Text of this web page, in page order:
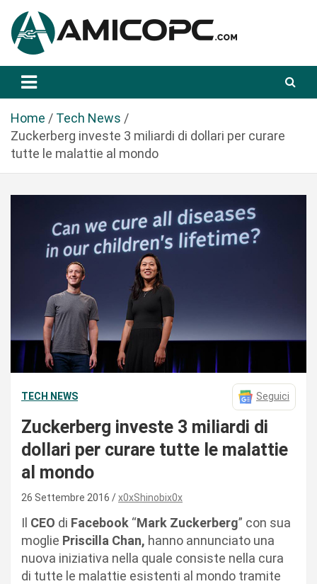
a
Amicopc.com
Home
Tech News
Zuckerberg investe 3 miliardi di dollari per curare
tutte le malattie al mondo
TECH NEWS Seguici
Zuckerberg investe 3 miliardi di
dollari per curare tutte le malattie
al mondo
26 Settembre 2016 x0xShinobix0x
Il CEO di Facebook “Mark Zuckerberg” con sua
moglie Priscilla Chan, hanno annunciato una
nuova iniziativa nella quale consiste nella cura
di tutte le malattie esistenti al mondo tramite